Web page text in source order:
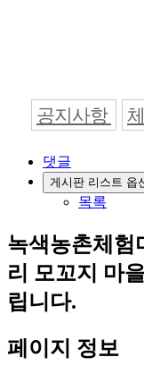
공지사항
댓글
게시판 리스트 옵
목록
녹색농촌체험
리 모꼬지 마
립니다.
페이지 정보